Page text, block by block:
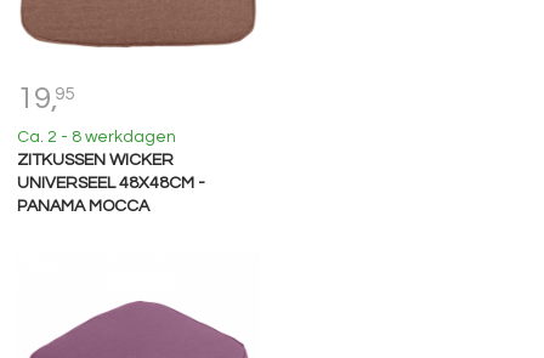
19,95
Ca. 2 - 8 werkdagen
ZITKUSSEN WICKER
UNIVERSEEL 48X48CM -
PANAMA MOCCA